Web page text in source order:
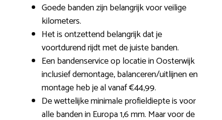
Goede banden zijn belangrijk voor veilige
kilometers.
Het is ontzettend belangrijk dat je
voortdurend rijdt met de juiste banden.
Een bandenservice op locatie in Oosterwijk
inclusief demontage, balanceren/uitlijnen en
montage heb je al vanaf €44,99.
De wettelijke minimale profieldiepte is voor
alle banden in Europa 1,6 mm. Maar voor de